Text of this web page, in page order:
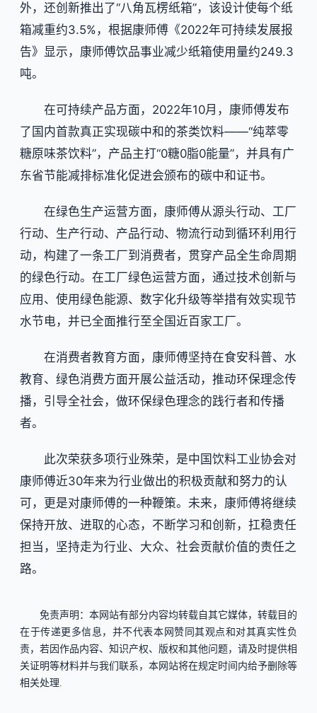
外，还创新推出了“八角瓦楞纸箱”，该设计使每个纸
箱减重约3.5%，根据康师傅《2022年可持续发展报
告》显示，康师傅饮品事业减少纸箱使用量约249.3
吨。
在可持续产品方面，2022年10月，康师傅发布
了国内首款真正实现碳中和的茶类饮料——“纯萃零
糖原味茶饮料”，产品主打“0糖0脂0能量”，并具有广
东省节能减排标准化促进会颁布的碳中和证书。
在绿色生产运营方面，康师傅从源头行动、工厂
行动、生产行动、产品行动、物流行动到循环利用行
动，构建了一条工厂到消费者，贯穿产品全生命周期
的绿色行动。在工厂绿色运营方面，通过技术创新与
应用、使用绿色能源、数字化升级等举措有效实现节
水节电，并已全面推行至全国近百家工厂。
在消费者教育方面，康师傅坚持在食安科普、水
教育、绿色消费方面开展公益活动，推动环保理念传
播，引导全社会，做环保绿色理念的践行者和传播
者。
此次荣获多项行业殊荣，是中国饮料工业协会对
康师傅近30年来为行业做出的积极贡献和努力的认
可，更是对康师傅的一种鞭策。未来，康师傅将继续
保持开放、进取的心态，不断学习和创新，扛稳责任
担当，坚持走为行业、大众、社会贡献价值的责任之
路。
免责声明：本网站有部分内容均转载自其它媒体，转载目的
在于传递更多信息，并不代表本网赞同其观点和对其真实性负
责，若因作品内容、知识产权、版权和其他问题，请及时提供相
关证明等材料并与我们联系，本网站将在规定时间内给予删除等
相关处理.